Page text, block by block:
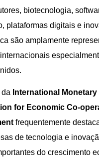
biotecnologia,
plataformas digitais e
são amplamente
International Monetary
for Economic Co-
frequentemente
de tecnologia e
do crescimento